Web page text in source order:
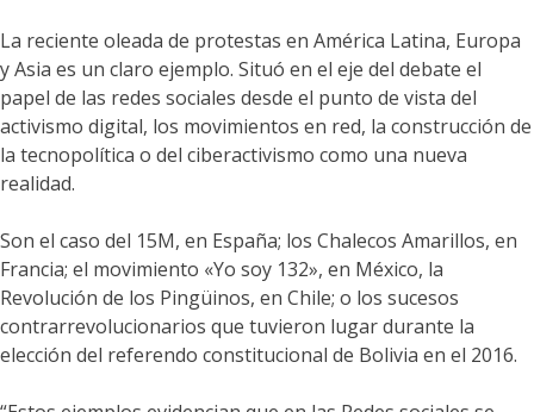
La reciente oleada de protestas en América Latina, Europa
y Asia es un claro ejemplo. Situó en el eje del debate el
papel de las redes sociales desde el punto de vista del
activismo digital, los movimientos en red, la construcción de
la tecnopolítica o del ciberactivismo como una nueva
realidad.
Son el caso del 15M, en España; los Chalecos Amarillos, en
Francia; el movimiento «Yo soy 132», en México, la
Revolución de los Pingüinos, en Chile; o los sucesos
contrarrevolucionarios que tuvieron lugar durante la
elección del referendo constitucional de Bolivia en el 2016.